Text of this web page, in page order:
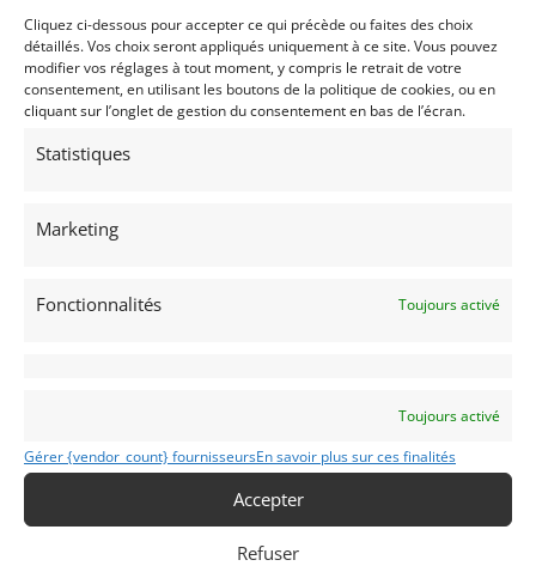
Cliquez ci-dessous pour accepter ce qui précède ou faites des choix
détaillés. Vos choix seront appliqués uniquement à ce site. Vous pouvez
modifier vos réglages à tout moment, y compris le retrait de votre
consentement, en utilisant les boutons de la politique de cookies, ou en
cliquant sur l’onglet de gestion du consentement en bas de l’écran.
Statistiques
Marketing
Fonctionnalités Toujours activé
Toujours activé
Gérer {vendor_count} fournisseursEn savoir plus sur ces finalités
Accepter
Refuser
Vendu par : RMD